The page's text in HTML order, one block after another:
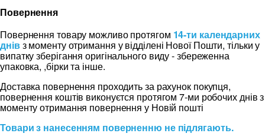
Повернення
Повернення товару можливо протягом 14-ти календарних
днівз моменту отримання у відділені Нової Пошти, тільки у
випатку зберігання оригінального виду - збереженна
упаковка, ,бірки та інше.
Доставка повернення проходить за рахунок покупця,
повернення коштів виконуєтся протягом 7-ми робочих днів з
моменту отримання повернення у Новій пошті
Товари з нанесенням поверненню не підлягають.